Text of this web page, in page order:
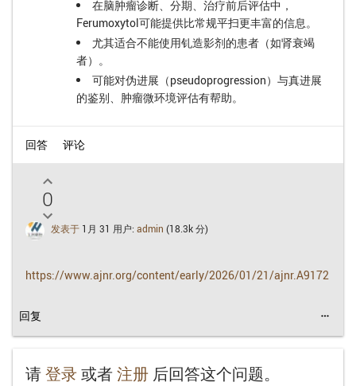
在脑肿瘤诊断、分期、治疗前后评估中，
Ferumoxytol可能提供比常规平扫更丰富的信息。
尤其适合不能使用钆造影剂的患者（如肾衰竭
者）。
可能对伪进展（pseudoprogression）与真进展
的鉴别、肿瘤微环境评估有帮助。
0
发表于 1月 31 用户: admin (18.3k分)
https://www.ajnr.org/content/early/2026/01/21/ajnr.A9172
more_horiz
请登录或者注册 后回答这个问题。